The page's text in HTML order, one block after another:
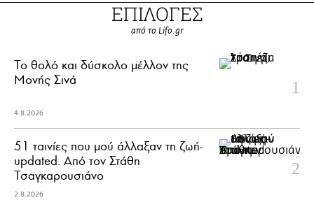
ΕΠΙΛΟΓΕΣ
από το Lifo.gr
Το θολό και δύσκολο μέλλον της
Μονής Σινά
4.8.2026
51 ταινίες που μού άλλαξαν τη ζωή-
updated. Aπό τον Στάθη
Τσαγκαρουσιάνο
2.8.2026